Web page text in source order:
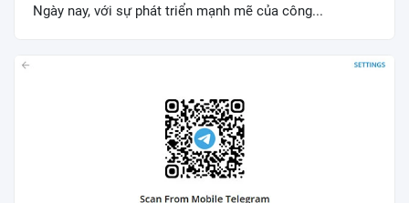
Ngày nay, với sự phát triển mạnh mẽ của công...